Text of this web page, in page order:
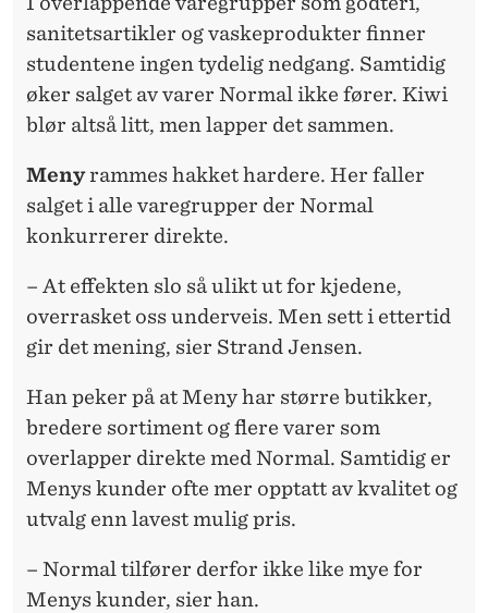
sanitetsartikler og vaskeprodukter finner
studentene ingen tydelig nedgang. Samtidig
øker salget av varer Normal ikke fører. Kiwi
blør altså litt, men lapper det sammen.
Menyrammes hakket hardere. Her faller
salget i alle varegrupper der Normal
konkurrerer direkte.
– At effekten slo så ulikt ut for kjedene,
overrasket oss underveis. Men sett i ettertid
gir det mening, sier Strand Jensen.
Han peker på at Meny har større butikker,
bredere sortiment og flere varer som
overlapper direkte med Normal. Samtidig er
Menys kunder ofte mer opptatt av kvalitet og
utvalg enn lavest mulig pris.
– Normal tilfører derfor ikke like mye for
Menys kunder, sier han.